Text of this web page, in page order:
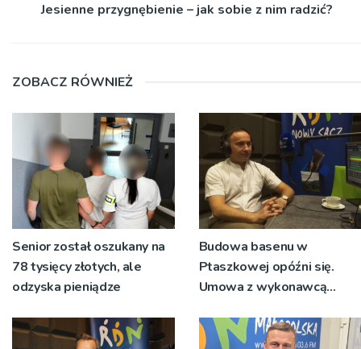
Jesienne przygnębienie – jak sobie z nim radzić?
ZOBACZ RÓWNIEŻ
Senior został oszukany na
78 tysięcy złotych, ale
odzyska pieniądze
Budowa basenu w
Ptaszkowej opóźni się.
Umowa z wykonawcą
nie zostanie podpisana